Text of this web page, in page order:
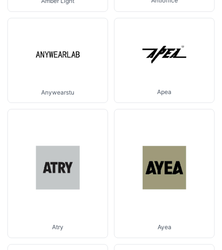
Anywearstu Apea
Atry Ayea